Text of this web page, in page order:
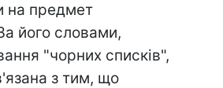
на предмет
його словами,
"чорних списків",
з тим, що